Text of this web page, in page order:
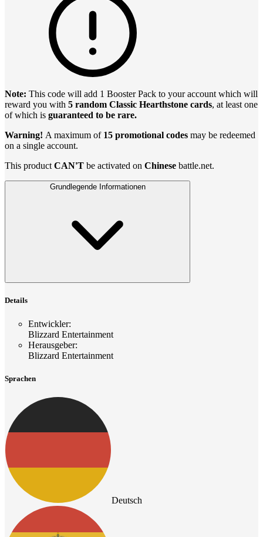
Note: This code will add 1 Booster Pack to your account which will
reward you with 5 random Classic Hearthstone cards, at least one
of which is guaranteed to be rare.
Warning! A maximum of 15 promotional codes may be redeemed
on a single account.
This product CAN'T be activated on Chinese battle.net.
Grundlegende Informationen
Details
Entwickler:
Blizzard Entertainment
Herausgeber:
Blizzard Entertainment
Sprachen
Deutsch